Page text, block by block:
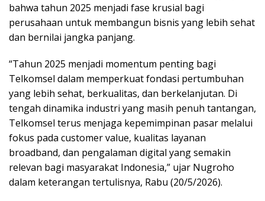
bahwa tahun 2025 menjadi fase krusial bagi
perusahaan untuk membangun bisnis yang lebih sehat
dan bernilai jangka panjang.
​“Tahun 2025 menjadi momentum penting bagi
Telkomsel dalam memperkuat fondasi pertumbuhan
yang lebih sehat, berkualitas, dan berkelanjutan. Di
tengah dinamika industri yang masih penuh tantangan,
Telkomsel terus menjaga kepemimpinan pasar melalui
fokus pada customer value, kualitas layanan
broadband, dan pengalaman digital yang semakin
relevan bagi masyarakat Indonesia,” ujar Nugroho
dalam keterangan tertulisnya, Rabu (20/5/2026).